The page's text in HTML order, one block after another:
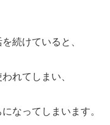
続けていると、
れてしまい、
なってしまいます。